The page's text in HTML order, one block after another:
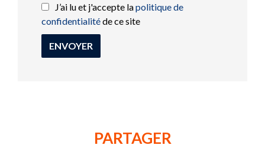
J’ai lu et j'accepte lapolitique de
confidentialitéde ce site
ENVOYER
PARTAGER